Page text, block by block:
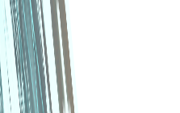
integrate facilitează
achiziții și furnizori.
toate părțile
comenzilor.